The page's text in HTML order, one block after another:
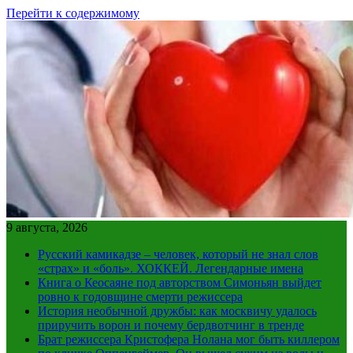
Перейти к содержимому
9 августа, 2026
Русский камикадзе – человек, который не знал слов
«страх» и «боль». ХОККЕЙ. Легендарные имена
Книга о Кеосаяне под авторством Симоньян выйдет
ровно к годовщине смерти режиссера
История необычной дружбы: как москвичу удалось
приручить ворон и почему бердвотчинг в тренде
Брат режиссера Кристофера Нолана мог быть киллером